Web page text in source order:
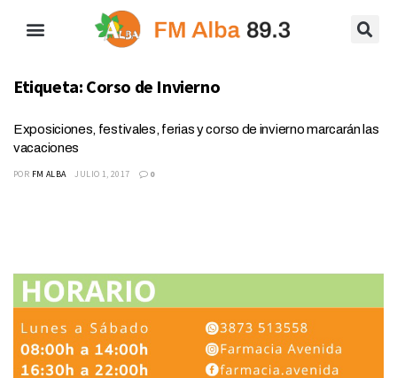
Etiqueta: Corso de Invierno
Exposiciones, festivales, ferias y corso de invierno marcarán las
vacaciones
POR FM ALBA JULIO 1, 2017 0